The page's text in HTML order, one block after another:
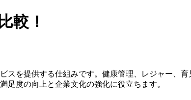
較！
を提供する仕組みです。健康管理、レジャー、
足度の向上と企業文化の強化に役立ちます。